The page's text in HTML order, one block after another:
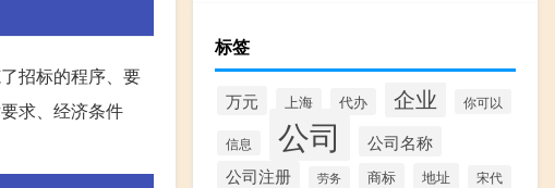
招标的程序、要
求、经济条件
标签
万元 上海 代办 企业 你可以
信息 公司 公司名称
公司注册 劳务 商标 地址 宋代